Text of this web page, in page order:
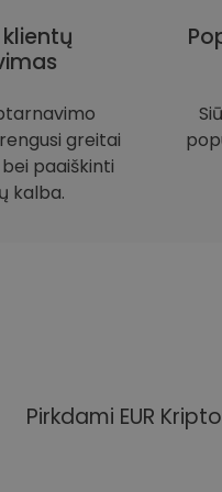
greitai
paaiškinti
kalba.
Pirkdami EUR